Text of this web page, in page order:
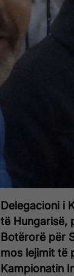
Delegacioni i
të Hungarisë,
Botërorë për
mos lejimit të
Kampionatin